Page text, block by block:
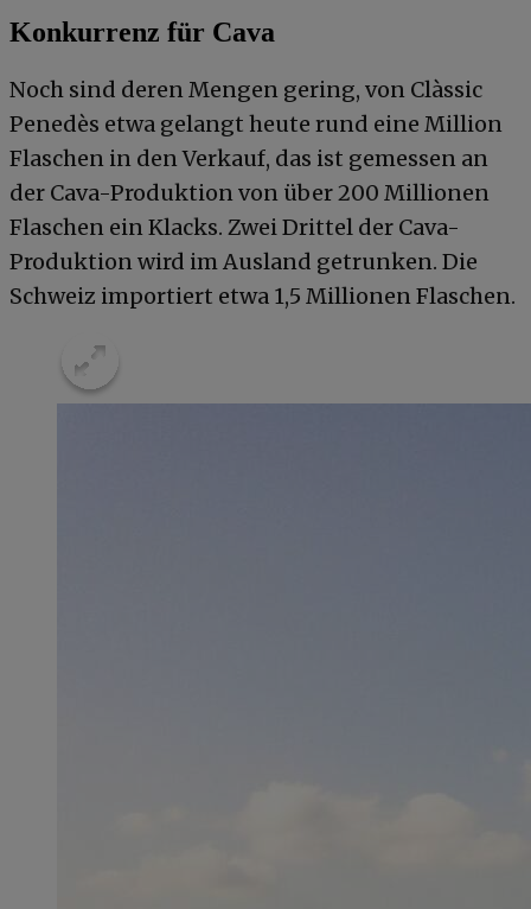
Konkurrenz für Cava
Noch sind deren Mengen gering, von Clàssic
Penedès etwa gelangt heute rund eine Million
Flaschen in den Verkauf, das ist gemessen an
der Cava-Produktion von über 200 Millionen
Flaschen ein Klacks. Zwei Drittel der Cava-
Produktion wird im Ausland getrunken. Die
Schweiz importiert etwa 1,5 Millionen Flaschen.